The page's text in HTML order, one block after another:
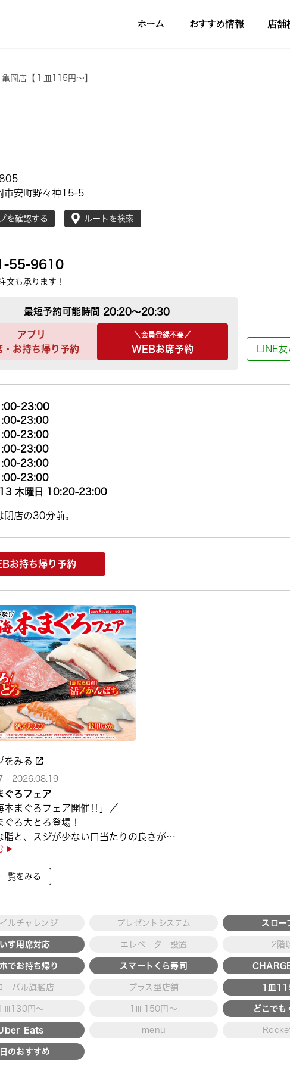
亀岡店【１皿115円～】
市安町野々神15-5
を確認する ルートを検索
55-9610
文も承ります！
最短予約可能時間 20:20～20:30
アプリ
・お持ち帰り予約
＼会員登録不要／
WEBお席予約 LINE
23:00
23:00
23:00
23:00
23:00
23:00
木曜日 10:20-23:00
店の30分前。
お持ち帰り予約
をみる
- 2026.08.19
ぐろフェア
本まぐろフェア開催‼」／
ぐろ大とろ登場！
脂と、スジが少ない口当たりの良さが特
児島で育った高級魚【鹿児島県産活〆か
ど
覧をみる
ルチャレンジ プレゼントシステム スロー
す用席対応 エレベーター設置 2階
でお持ち帰り スマートくら寿司
ーバル旗艦店 プラス型店舗 1皿
1皿130円～ 1皿150円～ どこでも
Eats menu
のおすすめ